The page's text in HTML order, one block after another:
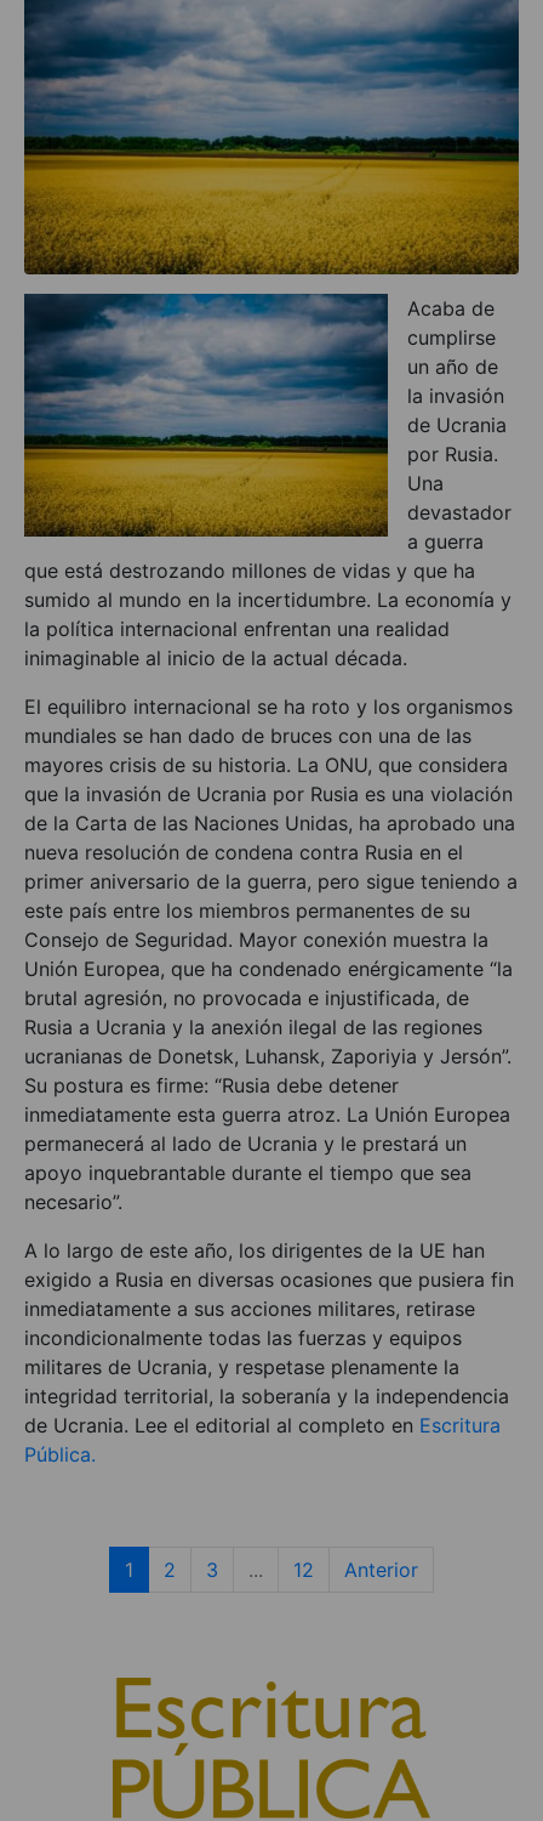
Acaba de
cumplirse
un año de
la invasión
de Ucrania
por Rusia.
Una
devastador
a guerra
que está destrozando millones de vidas y que ha
sumido al mundo en la incertidumbre. La economía y
la política internacional enfrentan una realidad
inimaginable al inicio de la actual década.
El equilibro internacional se ha roto y los organismos
mundiales se han dado de bruces con una de las
mayores crisis de su historia. La ONU, que considera
que la invasión de Ucrania por Rusia es una violación
de la Carta de las Naciones Unidas, ha aprobado una
nueva resolución de condena contra Rusia en el
primer aniversario de la guerra, pero sigue teniendo a
este país entre los miembros permanentes de su
Consejo de Seguridad. Mayor conexión muestra la
Unión Europea, que ha condenado enérgicamente “la
brutal agresión, no provocada e injustificada, de
Rusia a Ucrania y la anexión ilegal de las regiones
ucranianas de Donetsk, Luhansk, Zaporiyia y Jersón”.
Su postura es firme: “Rusia debe detener
inmediatamente esta guerra atroz. La Unión Europea
permanecerá al lado de Ucrania y le prestará un
apoyo inquebrantable durante el tiempo que sea
necesario”.
A lo largo de este año, los dirigentes de la UE han
exigido a Rusia en diversas ocasiones que pusiera fin
inmediatamente a sus acciones militares, retirase
incondicionalmente todas las fuerzas y equipos
militares de Ucrania, y respetase plenamente la
integridad territorial, la soberanía y la independencia
de Ucrania. Lee el editorial al completo en Escritura
Pública.
1 2 3 ... 12 Anterior